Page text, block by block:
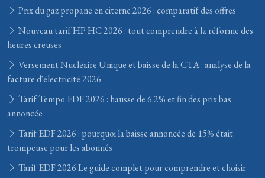
Prix du gaz propane en citerne 2026 : comparatif des offres
Nouveau tarif HP HC 2026 : tout comprendre à la réforme des
heures creuses
Versement Nucléaire Unique et baisse de la CTA : analyse de la
facture d'électricité 2026
Tarif Tempo EDF 2026 : hausse de 6.2% et fin des prix bas
annoncée
Tarif EDF 2026 : pourquoi la baisse annoncée de 15% était
trompeuse pour les abonnés
Tarif EDF 2026 Le guide complet pour comprendre et choisir